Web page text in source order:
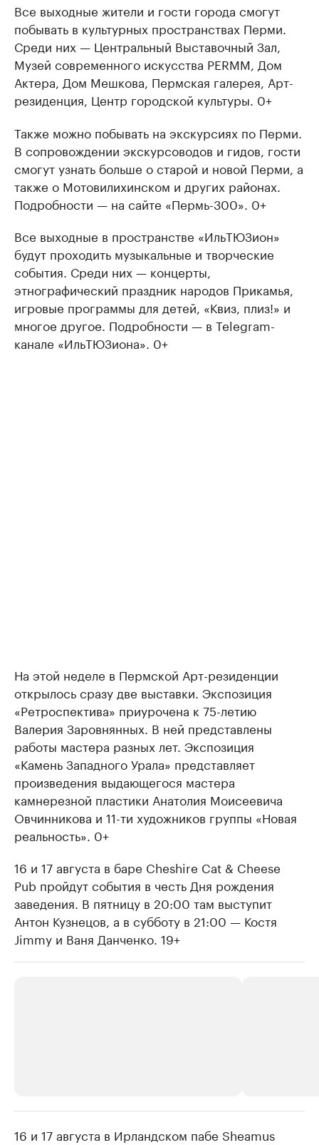
Все выходные жители и гости города смогут
побывать в культурных пространствах Перми.
Среди них — Центральный Выставочный Зал,
Музей современного искусства PERMM, Дом
Актера, Дом Мешкова, Пермская галерея, Арт-
резиденция, Центр городской культуры. 0+
Также можно побывать на экскурсиях по Перми.
В сопровождении экскурсоводов и гидов, гости
смогут узнать больше о старой и новой Перми, а
также о Мотовилихинском и других районах.
Подробности — на сайте «Пермь-300». 0+
Все выходные в пространстве «ИльТЮЗион»
будут проходить музыкальные и творческие
события. Среди них — концерты,
этнографический праздник народов Прикамья,
игровые программы для детей, «Квиз, плиз!» и
многое другое. Подробности — в Telegram-
канале «ИльТЮЗиона». 0+
На этой неделе в Пермской Арт-резиденции
открылось сразу две выставки. Экспозиция
«Ретроспектива» приурочена к 75-летию
Валерия Заровнянных. В ней представлены
работы мастера разных лет. Экспозиция
«Камень Западного Урала» представляет
произведения выдающегося мастера
камнерезной пластики Анатолия Моисеевича
Овчинникова и 11-ти художников группы «Новая
реальность». 0+
16 и 17 августа в баре Cheshire Cat & Cheese
Pub пройдут события в честь Дня рождения
заведения. В пятницу в 20:00 там выступит
Антон Кузнецов, а в субботу в 21:00 — Костя
Jimmy и Ваня Данченко. 19+
16 и 17 августа в Ирландском пабе Sheamus